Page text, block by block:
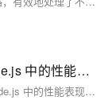
模板字符串和普通字符串在浏览器和 Node.js 中的性能表现是否一致？
综上所述，模板字符串和普通字符串在浏览器和 Node.js 中的性能表现既有相似之处，也有不同之处。在实际应用中，需要根据具体的场景和性能需求来选择使用哪种字符串处理方式，以达到最佳的性能和开发效率。